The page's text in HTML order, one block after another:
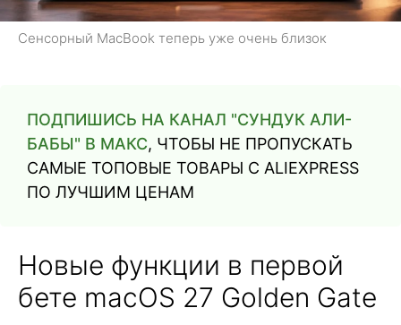
Сенсорный MacBook теперь уже очень близок
ПОДПИШИСЬ НА КАНАЛ "СУНДУК АЛИ-
БАБЫ" В МАКС, ЧТОБЫ НЕ ПРОПУСКАТЬ
САМЫЕ ТОПОВЫЕ ТОВАРЫ С ALIEXPRESS
ПО ЛУЧШИМ ЦЕНАМ
Новые функции в первой
бете macOS 27 Golden Gate